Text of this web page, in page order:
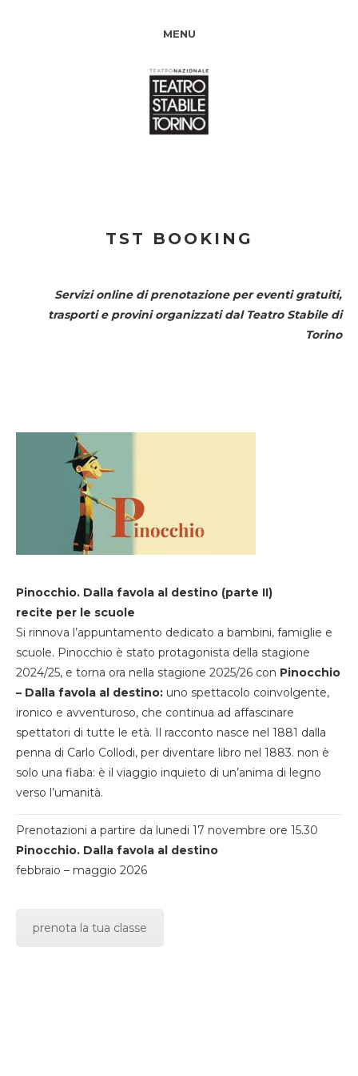
MENU
TST BOOKING
Servizi online di prenotazione per eventi gratuiti,
trasporti e provini organizzati dal Teatro Stabile di
Torino
Pinocchio. Dalla favola al destino (parte II)
recite per le scuole
Si rinnova l’appuntamento dedicato a bambini, famiglie e
scuole. Pinocchio è stato protagonista della stagione
2024/25, e torna ora nella stagione 2025/26 con Pinocchio
– Dalla favola al destino: uno spettacolo coinvolgente,
ironico e avventuroso, che continua ad affascinare
spettatori di tutte le età. Il racconto nasce nel 1881 dalla
penna di Carlo Collodi, per diventare libro nel 1883. non è
solo una fiaba: è il viaggio inquieto di un’anima di legno
verso l’umanità.
Prenotazioni a partire da lunedi 17 novembre ore 15.30
Pinocchio. Dalla favola al destino
febbraio – maggio 2026
prenota la tua classe